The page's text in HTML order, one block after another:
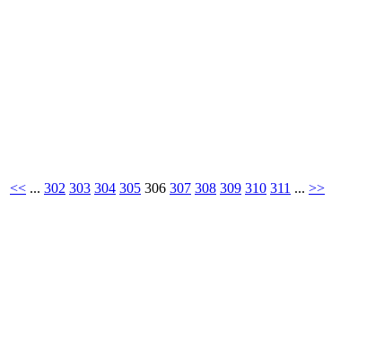
<< ... 302 303 304 305 306 307 308 309 310 311 ... >>